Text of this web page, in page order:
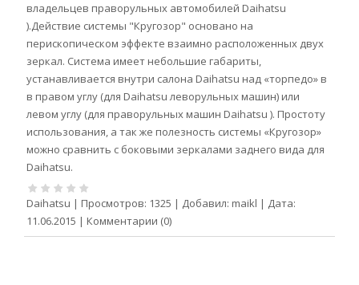
владельцев праворульных автомобилей Daihatsu
).Действие системы "Кругозор" основано на
перископическом эффекте взаимно расположенных двух
зеркал. Система имеет небольшие габариты,
устанавливается внутри салона Daihatsu над «торпедо» в
в правом углу (для Daihatsu леворульных машин) или
левом углу (для праворульных машин Daihatsu ). Простоту
использования, а так же полезность системы «Кругозор»
можно сравнить с боковыми зеркалами заднего вида для
Daihatsu.
Daihatsu | Просмотров: 1325 | Добавил: maikl | Дата:
11.06.2015 | Комментарии (0)